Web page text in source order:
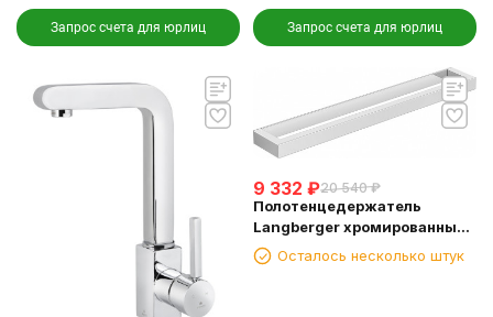
Запрос счета для юрлиц Запрос счета для юрлиц
9 332 ₽20 540 ₽
Полотенцедержатель
Langberger хромированный
к стене одинарный 45 см
30001D
Осталось несколько штук